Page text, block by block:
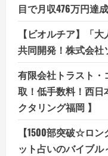
目で月収476万円達
【ビオルチア】「
共同開発！株式会社
有限会社トラスト・
取！低手数料！西
クタリング福岡 】
【1500部突破☆ロ
ット占いのバイブ